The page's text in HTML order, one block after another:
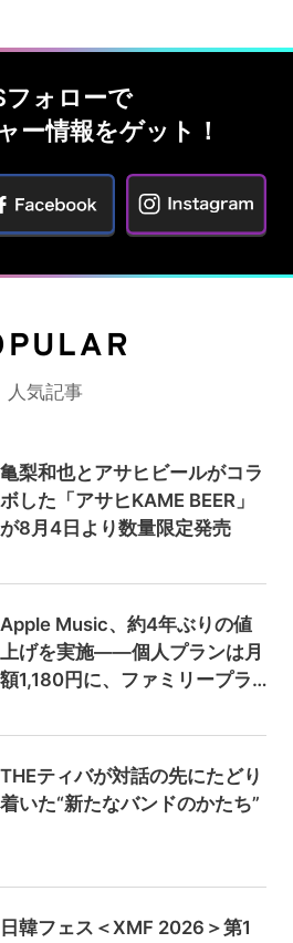
フォローで
ー情報をゲット！
人気記事
亀梨和也とアサヒビールがコラ
ボした「アサヒKAME BEER」
が8月4日より数量限定発売
Apple Music、約4年ぶりの値
上げを実施——個人プランは月
額1,180円に、ファミリープラ
THEティバが対話の先にたどり
着いた“新たなバンドのかたち”
日韓フェス＜XMF 2026＞第1